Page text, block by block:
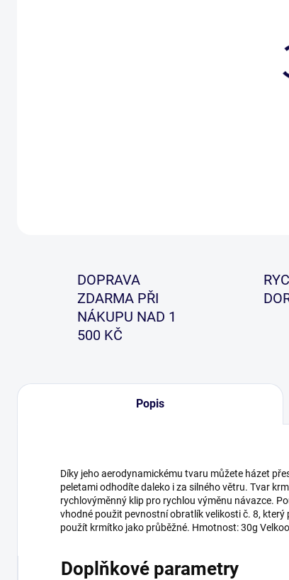
DOPRAVA
ZDARMA PŘI
NÁKUPU NAD 1
500 KČ
Popis
Díky jeho aerodynamickému tvaru můžete házet
peletami odhodíte daleko i za silného větru. Tvar
rychlovýměnný klip pro rychlou výměnu návazce.
vhodné použit pevnostní obratlík velikosti č. 8,
použít krmítko jako průběžné. Hmotnost: 30g
Doplňkové parametry